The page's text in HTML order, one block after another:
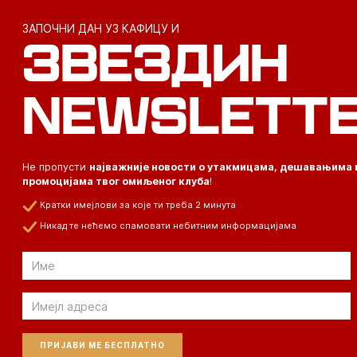
ЗАПОЧНИ ДАН УЗ КАФИЦУ И
ЗВЕЗДИН
Не пропусти најважније новости о утакмицама, дешавањима
промоцијама твог омиљеног клуба!
Кратки имејлови за које ти треба 2 минута
Никад те нећемо спамовати небитним информацијама
Email
Email